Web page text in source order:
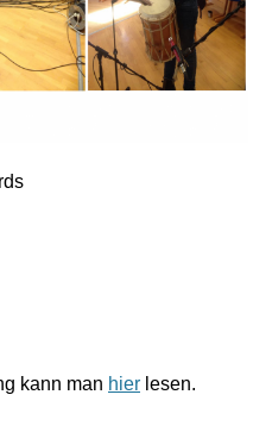
kann man hier lesen.